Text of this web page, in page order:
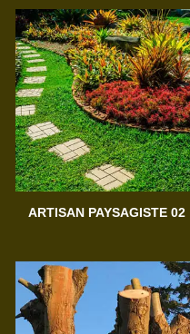
ARTISAN PAYSAGISTE 02